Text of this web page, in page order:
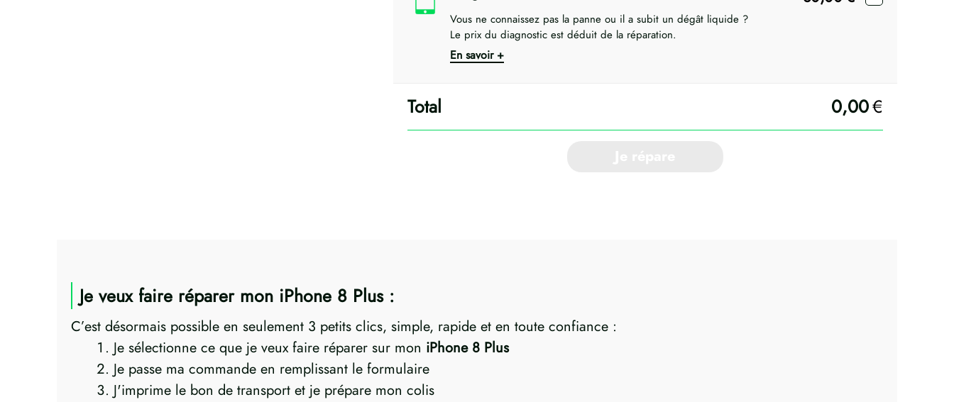
Vous ne connaissez pas la panne ou il a subit un dégât liquide ?
Le prix du diagnostic est déduit de la réparation.
En savoir +
0,00€
Je veux faire réparer mon iPhone 8 Plus :
C’est désormais possible en seulement 3 petits clics, simple, rapide et en toute confiance :
Je sélectionne ce que je veux faire réparer sur mon iPhone 8 Plus
Je passe ma commande en remplissant le formulaire
J'imprime le bon de transport et je prépare mon colis